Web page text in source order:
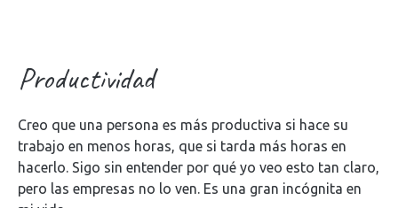
Productividad
Creo que una persona es más productiva si hace su
trabajo en menos horas, que si tarda más horas en
hacerlo. Sigo sin entender por qué yo veo esto tan claro,
pero las empresas no lo ven. Es una gran incógnita en